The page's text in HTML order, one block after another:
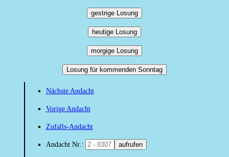
gestrige Losung
heutige Losung
morgige Losung
Losung für kommenden Sonntag
Nächste Andacht
Vorige Andacht
Zufalls-Andacht
Andacht Nr.: aufrufen